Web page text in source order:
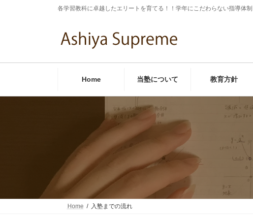
プ
動
各学習教科に卓越したエリートを育てる！！学年にこだわらない指導体
Home 当塾について 教育方針
Home 入塾までの流れ